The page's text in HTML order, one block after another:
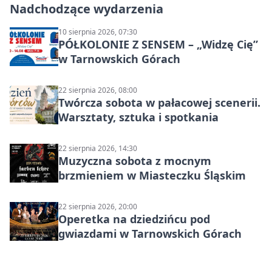
Nadchodzące wydarzenia
10 sierpnia 2026, 07:30
PÓŁKOLONIE Z SENSEM – „Widzę Cię”
w Tarnowskich Górach
22 sierpnia 2026, 08:00
Twórcza sobota w pałacowej scenerii.
Warsztaty, sztuka i spotkania
22 sierpnia 2026, 14:30
Muzyczna sobota z mocnym
brzmieniem w Miasteczku Śląskim
22 sierpnia 2026, 20:00
Operetka na dziedzińcu pod
gwiazdami w Tarnowskich Górach